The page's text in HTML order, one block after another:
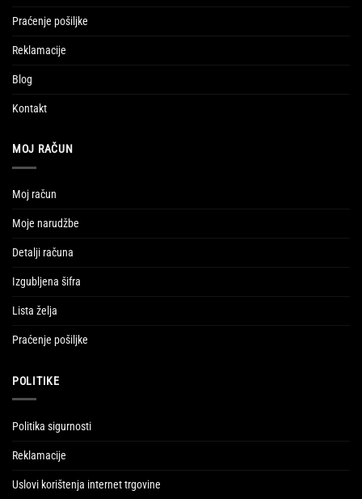
Praćenje pošiljke
Reklamacije
Blog
Kontakt
MOJ RAČUN
Moj račun
Moje narudžbe
Detalji računa
Izgubljena šifra
Lista želja
Praćenje pošiljke
POLITIKE
Politika sigurnosti
Reklamacije
Uslovi korištenja internet trgovine